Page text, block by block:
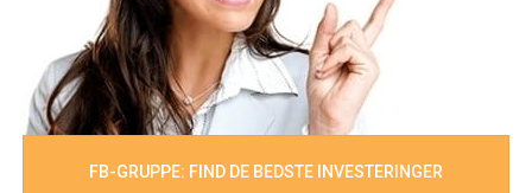
FB-GRUPPE: FIND DE BEDSTE INVESTERINGER